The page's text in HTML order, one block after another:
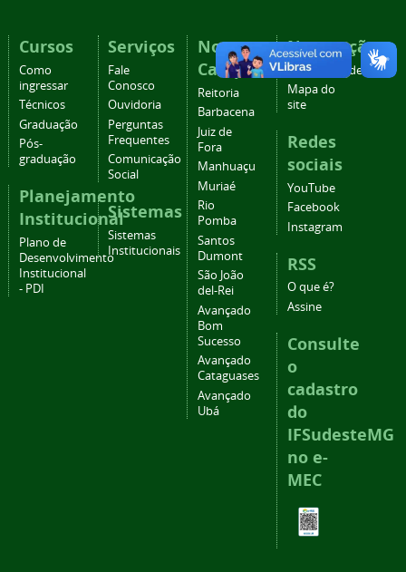
Cursos
Como
ingressar
Técnicos
Graduação
Pós-
graduação
Planejamento
Institucional
Plano de
Desenvolvimento
Institucional
- PDI
Serviços
Fale
Conosco
Ouvidoria
Perguntas
Frequentes
Comunicação
Social
Sistemas
Sistemas
Institucionais
Nossos
Campi
Reitoria
Barbacena
Juiz de
Fora
Manhuaçu
Muriaé
Rio
Pomba
Santos
Dumont
São João
del-Rei
Avançado
Bom
Sucesso
Avançado
Cataguases
Avançado
Ubá
Navegação
Acessibilidade
Mapa do
site
Redes
sociais
YouTube
Facebook
Instagram
RSS
O que é?
Assine
Consulte
o
cadastro
do
IFSudesteMG
no e-
MEC